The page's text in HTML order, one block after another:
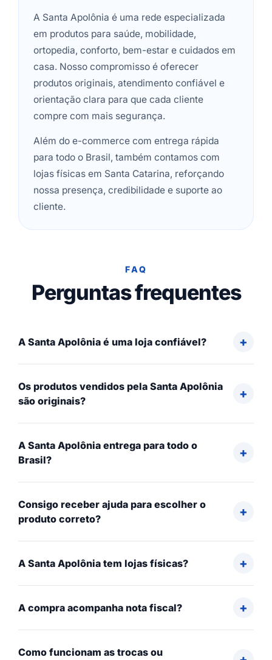
A Santa Apolônia é uma rede especializada
em produtos para saúde, mobilidade,
ortopedia, conforto, bem-estar e cuidados em
casa. Nosso compromisso é oferecer
produtos originais, atendimento confiável e
orientação clara para que cada cliente
compre com mais segurança.
Além do e-commerce com entrega rápida
para todo o Brasil, também contamos com
lojas físicas em Santa Catarina, reforçando
nossa presença, credibilidade e suporte ao
cliente.
FAQ
Perguntas frequentes
A Santa Apolônia é uma loja confiável?
Os produtos vendidos pela Santa Apolônia
são originais?
A Santa Apolônia entrega para todo o
Brasil?
Consigo receber ajuda para escolher o
produto correto?
A Santa Apolônia tem lojas físicas?
A compra acompanha nota fiscal?
Como funcionam as trocas ou